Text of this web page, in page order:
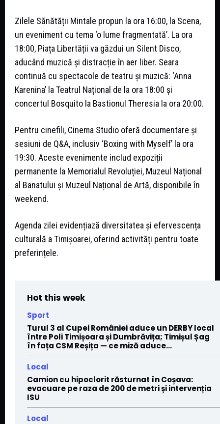
Zilele Sănătății Mintale propun la ora 16:00, la Scena,
un eveniment cu tema ‘o lume fragmentată’. La ora
18:00, Piața Libertății va găzdui un Silent Disco,
aducând muzică și distracție în aer liber. Seara
continuă cu spectacole de teatru și muzică: ‘Anna
Karenina’ la Teatrul Național de la ora 18:00 și
concertul Bosquito la Bastionul Theresia la ora 20:00.
Pentru cinefili, Cinema Studio oferă documentare și
sesiuni de Q&A, inclusiv ‘Boxing with Myself’ la ora
19:30. Aceste evenimente includ expoziții
permanente la Memorialul Revoluției, Muzeul Național
al Banatului și Muzeul Național de Artă, disponibile în
weekend.
Agenda zilei evidențiază diversitatea și efervescența
culturală a Timișoarei, oferind activități pentru toate
preferințele.
Hot this week
Sport
Turul 3 al Cupei României aduce un DERBY local
între Poli Timișoara și Dumbrăvița; Timișul Șag
în fața CSM Reșița — ce miză aduce...
Local
Camion cu hipoclorit răsturnat în Coșava:
evacuare pe raza de 200 de metri și intervenția
ISU
Local